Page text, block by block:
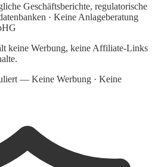
Geschäftsberichte, regulatorische
· Keine Anlageberatung
keine Werbung, keine Affiliate-Links
— Keine Werbung · Keine